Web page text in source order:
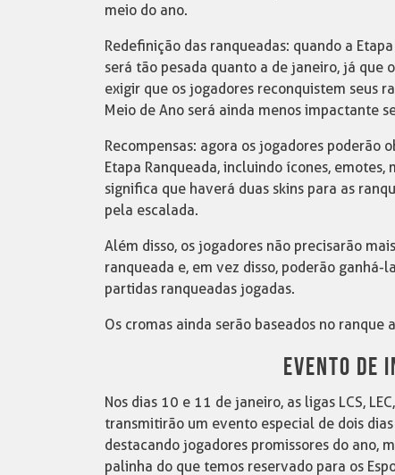
meio do ano.
Redefinição das ranqueadas: quando a
será tão pesada quanto a de janeiro, já que
exigir que os jogadores reconquistem seus
Meio de Ano será ainda menos impactante
Recompensas: agora os jogadores poderão
Etapa Ranqueada, incluindo ícones,
significa que haverá duas skins para as
pela escalada.
Além disso, os jogadores não precisarão
ranqueada e, em vez disso, poderão
partidas ranqueadas jogadas.
Os cromas ainda serão baseados no ranque
EVENTO DE
Nos dias 10 e 11 de janeiro, as ligas LCS, LEC,
transmitirão um evento especial de dois
destacando jogadores promissores do ano,
palinha do que temos reservado para os